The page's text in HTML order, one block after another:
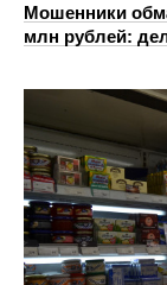
Мошенники
млн рублей: